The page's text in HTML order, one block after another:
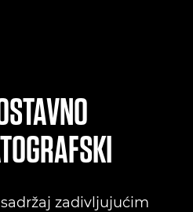
zadivljujućim